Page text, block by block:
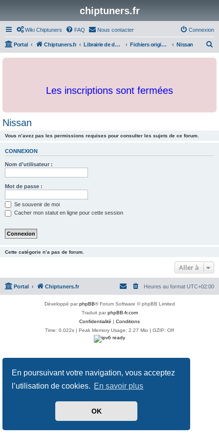
En poursuivant votre navigation, vous acceptez
l’utilisation de cookies. En savoir plus
OK
chiptuners.fr
Wiki Chiptuners FAQ Nous contacter Connexion
Portal Chiptuners.fr Librairie de documents et originaux Fichiers originaux Nissan
c
Les inscriptions sont fermées
Nissan
Vous n’avez pas les permissions requises pour consulter les sujets de ce forum.
CONNEXION
Nom d’utilisateur :
Mot de passe :
Se souvenir de moi
Cacher mon statut en ligne pour cette session
Cette catégorie n’a pas de forum.
Aller à
Portal Chiptuners.fr Heures au format UTC+02:00
Développé parphpBB® Forum Software © phpBB Limited
Traduit parphpBB-fr.com
Confidentialité | Conditions
Time: 0.022s | Peak Memory Usage: 2.27 Mio | GZIP: Off